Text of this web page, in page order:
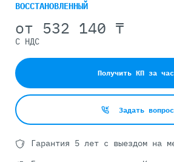
ВОССТАНОВЛЕННЫЙ
от 532 140 ₸
С НДС
Получить КП за час
Задать вопрос
Гарантия 5 лет с выездом на